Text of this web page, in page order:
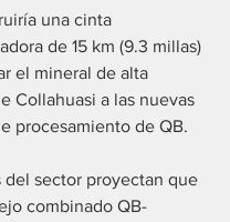
una cinta
de 15 km (9.3 millas)
el mineral de alta
Collahuasi a las nuevas
procesamiento de QB.
del sector proyectan que
combinado QB-